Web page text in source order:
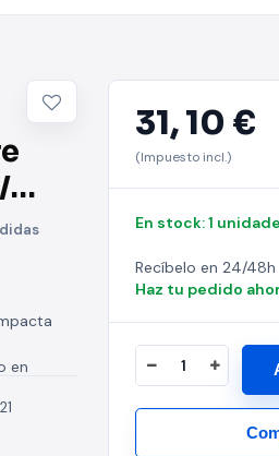
en
31,10 €
(Impuesto incl.)
En stock: 1
Recíbelo en 24/48h
Haz tu pedido